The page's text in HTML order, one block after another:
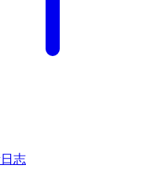
志